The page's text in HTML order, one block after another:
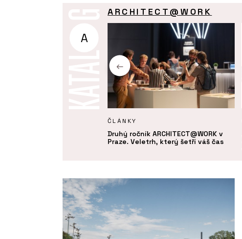
A
ARCHITECT@WORK
ČLÁNKY
Druhý ročník ARCHITECT@WORK v
Praze. Veletrh, který šetří váš čas